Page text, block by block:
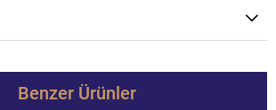
Benzer Ürünler